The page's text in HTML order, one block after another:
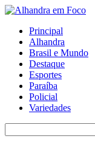
Principal
Alhandra
Brasil e Mundo
Destaque
Esportes
Paraíba
Policial
Variedades